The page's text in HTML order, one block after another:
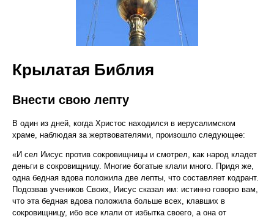
Крылатая Библия
Внести свою лепту
В один из дней, когда Христос находился в иерусалимском
храме, наблюдая за жертвователями, произошло следующее:
«И сел Иисус против сокровищницы и смотрел, как народ кладет
деньги в сокровищницу. Многие богатые клали много. Придя же,
одна бедная вдова положила две лепты, что составляет кодрант.
Подозвав учеников Своих, Иисус сказал им: истинно говорю вам,
что эта бедная вдова положила больше всех, клавших в
сокровищницу, ибо все клали от избытка своего, а она от